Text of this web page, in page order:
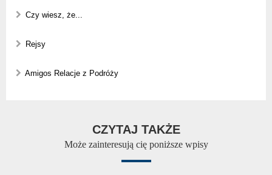
Czy wiesz, że...
Rejsy
Amigos Relacje z Podróży
CZYTAJ TAKŻE
Może zainteresują cię poniższe wpisy